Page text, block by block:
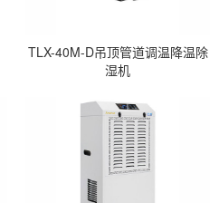
TLX-40M-D吊顶管道调温降温除
湿机